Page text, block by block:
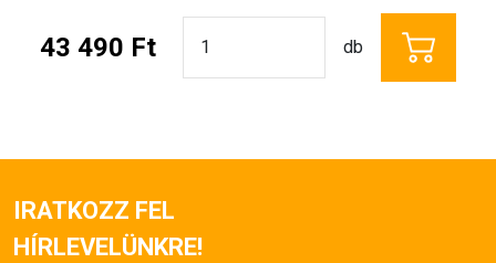
43 490 Ft db
IRATKOZZ FEL
HÍRLEVELÜNKRE!